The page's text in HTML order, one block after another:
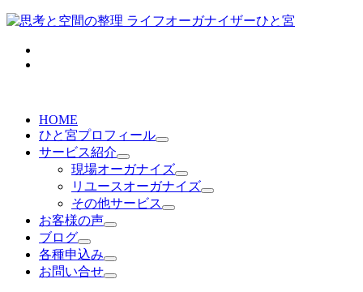
HOME
ひと宮プロフィール
サービス紹介
現場オーガナイズ
リユースオーガナイズ
その他サービス
お客様の声
ブログ
各種申込み
お問い合せ